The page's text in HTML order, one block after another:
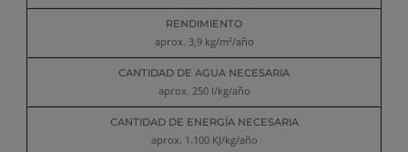
aprox. 3,9 kg/m²/año
aprox. 250 l/kg/año
aprox. 1.100 KJ/kg/año